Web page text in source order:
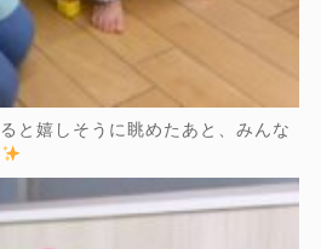
と嬉しそうに眺めたあと、みんな